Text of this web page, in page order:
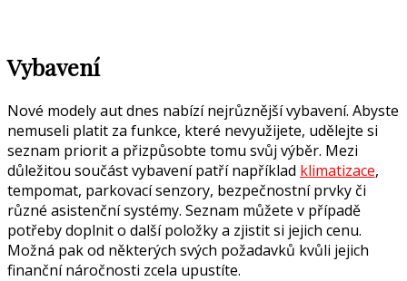
Vybavení
Nové modely aut dnes nabízí nejrůznější vybavení. Abyste
nemuseli platit za funkce, které nevyužijete, udělejte si
seznam priorit a přizpůsobte tomu svůj výběr. Mezi
důležitou součást vybavení patří například klimatizace,
tempomat, parkovací senzory, bezpečnostní prvky či
různé asistenční systémy. Seznam můžete v případě
potřeby doplnit o další položky a zjistit si jejich cenu.
Možná pak od některých svých požadavků kvůli jejich
finanční náročnosti zcela upustíte.